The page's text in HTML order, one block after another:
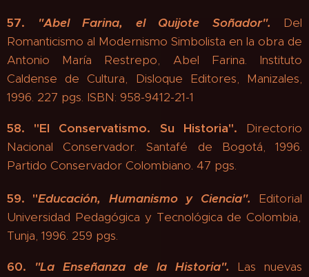
57. "Abel Farina, el Quijote Soñador". Del
Romanticismo al Modernismo Simbolista en la obra de
Antonio María Restrepo, Abel Farina. Instituto
Caldense de Cultura, Disloque Editores, Manizales,
1996. 227 pgs. ISBN: 958-9412-21-1
58. "El Conservatismo. Su Historia". Directorio
Nacional Conservador. Santafé de Bogotá, 1996.
Partido Conservador Colombiano. 47 pgs.
59. "Educación, Humanismo y Ciencia".
Editorial
Universidad Pedagógica y Tecnológica de Colombia,
Tunja, 1996. 259 pgs.
60. "La Enseñanza de la Historia". Las nuevas